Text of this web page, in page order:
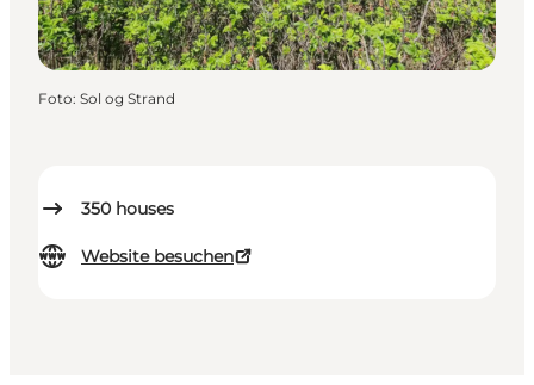
350 houses
Website besuchen
Foto: Sol og Strand